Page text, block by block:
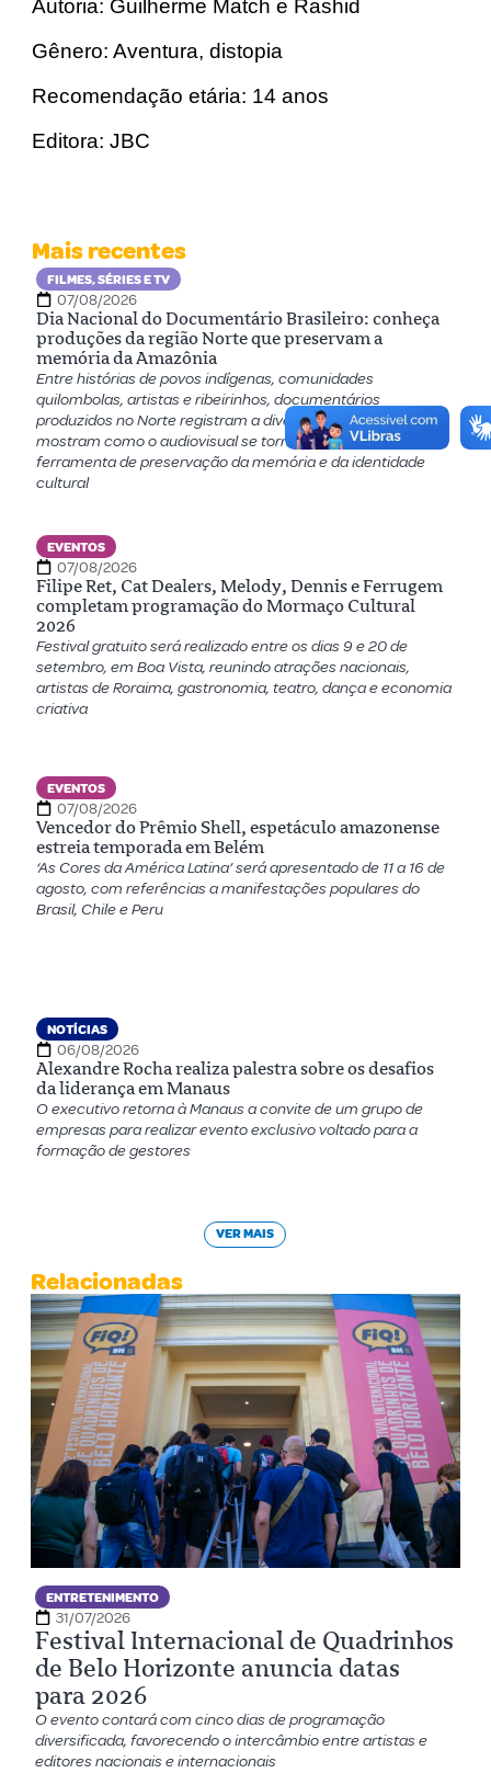
Autoria: Guilherme Match e Rashid
Gênero: Aventura, distopia
Recomendação etária: 14 anos
Editora: JBC
Mais recentes
FILMES, SÉRIES E TV
07/08/2026
Dia Nacional do Documentário Brasileiro: conheça
produções da região Norte que preservam a
memória da Amazônia
Entre histórias de povos indígenas, comunidades
quilombolas, artistas e ribeirinhos, documentários
produzidos no Norte registram a diversidade amazônica e
mostram como o audiovisual se tornou uma importante
ferramenta de preservação da memória e da identidade
cultural
EVENTOS
07/08/2026
Filipe Ret, Cat Dealers, Melody, Dennis e Ferrugem
completam programação do Mormaço Cultural
2026
Festival gratuito será realizado entre os dias 9 e 20 de
setembro, em Boa Vista, reunindo atrações nacionais,
artistas de Roraima, gastronomia, teatro, dança e economia
criativa
EVENTOS
07/08/2026
Vencedor do Prêmio Shell, espetáculo amazonense
estreia temporada em Belém
‘As Cores da América Latina’ será apresentado de 11 a 16 de
agosto, com referências a manifestações populares do
Brasil, Chile e Peru
NOTÍCIAS
06/08/2026
Alexandre Rocha realiza palestra sobre os desafios
da liderança em Manaus
O executivo retorna à Manaus a convite de um grupo de
empresas para realizar evento exclusivo voltado para a
formação de gestores
VER MAIS
Relacionadas
ENTRETENIMENTO
31/07/2026
Festival Internacional de Quadrinhos
de Belo Horizonte anuncia datas
para 2026
O evento contará com cinco dias de programação
diversificada, favorecendo o intercâmbio entre artistas e
editores nacionais e internacionais